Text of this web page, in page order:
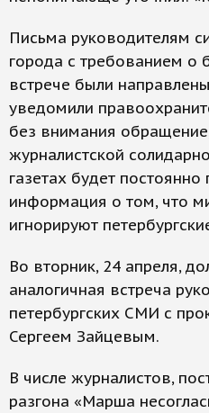
Письма руководителям
города с требованием о
встрече были
уведомили
без внимания
журналистской
газетах будет постоянно
информация о том, что
игнорируют
Во вторник, 24 апреля,
аналогичная встреча
петербургских СМИ с
Сергеем Зайцевым.
В числе журналистов,
разгона «Марша